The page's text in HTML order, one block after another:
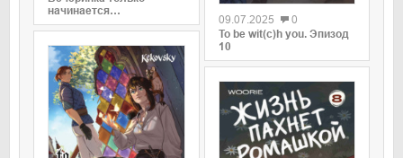
начинается…
09.07.2025
0
To be wit(c)h you. Эпизод
10